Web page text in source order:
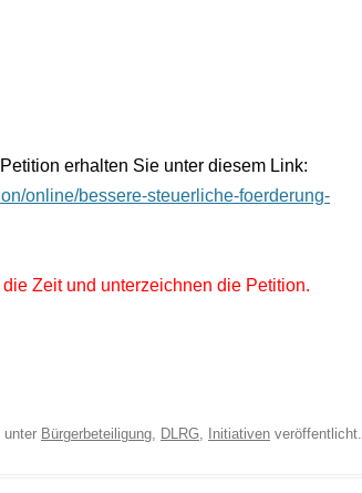
erhalten Sie unter diesem Link:
online/bessere-steuerliche-foerderung-
Zeit und unterzeichnen die Petition.
unter Bürgerbeteiligung, DLRG, Initiativen veröffentlicht.